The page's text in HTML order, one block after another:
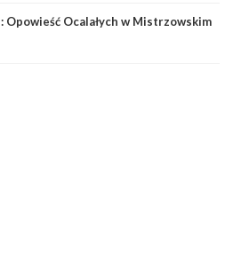
Opowieść Ocalałych w Mistrzowskim